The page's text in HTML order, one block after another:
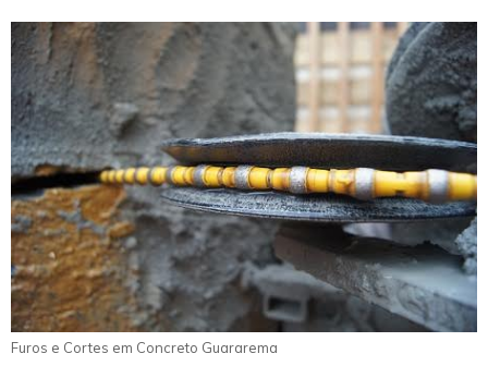
Furos e Cortes em Concreto Guararema